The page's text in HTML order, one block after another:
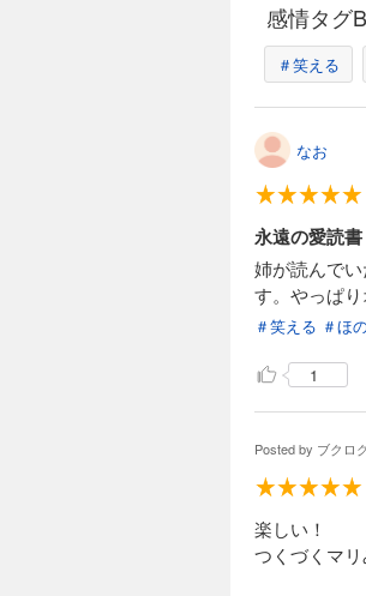
感情タグ
＃笑える
なお
永遠の愛読書
姉が読んで
す。やっぱ
＃笑える ＃ほ
1
Posted by ブクロ
楽しい！
つくづくマ